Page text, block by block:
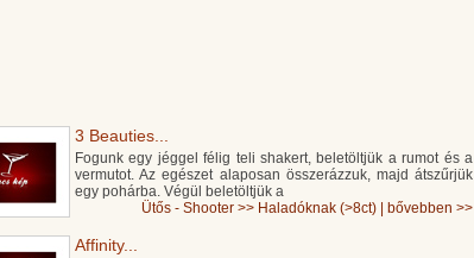
3 Beauties...
Fogunk egy jéggel félig teli shakert, beletöltjük a rumot és a
vermutot. Az egészet alaposan összerázzuk, majd átszűrjük
egy pohárba. Végül beletöltjük a
Ütős - Shooter >> Haladóknak (>8ct) bővebben >>
Affinity...